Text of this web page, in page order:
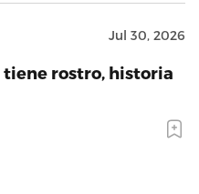
Jul 30, 2026
rostro, historia